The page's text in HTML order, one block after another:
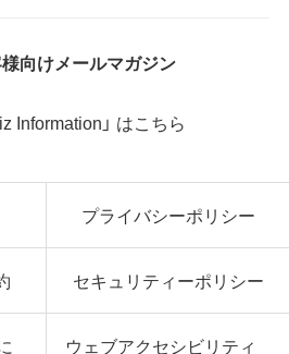
向けメールマガジン
Information」 はこちら
プライバシーポリシー
セキュリティーポリシー
ウェブアクセシビリティ